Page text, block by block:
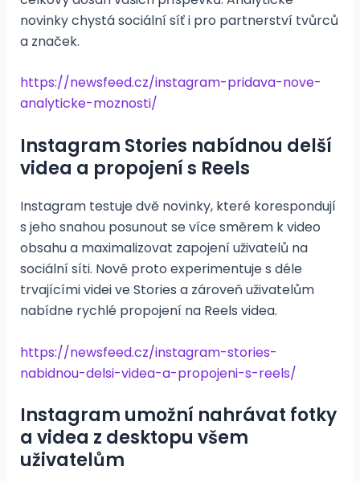
novinky chystá sociální síť i pro partnerství tvůrců
a značek.
https://newsfeed.cz/instagram-pridava-nove-
analyticke-moznosti/
Instagram Stories nabídnou delší
videa a propojení s Reels
Instagram testuje dvě novinky, které korespondují
s jeho snahou posunout se více směrem k video
obsahu a maximalizovat zapojení uživatelů na
sociální síti. Nově proto experimentuje s déle
trvajícími videi ve Stories a zároveň uživatelům
nabídne rychlé propojení na Reels videa.
https://newsfeed.cz/instagram-stories-
nabidnou-delsi-videa-a-propojeni-s-reels/
Instagram umožní nahrávat fotky
a videa z desktopu všem
uživatelům